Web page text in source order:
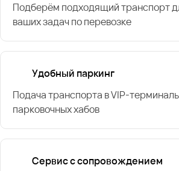
Подберём подходящий транспорт
ваших задач по перевозке
Удобный паркинг
Подача транспорта в VIP-
парковочных хабов
Сервис с сопровождением